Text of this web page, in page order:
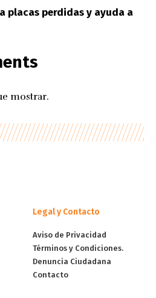
placas perdidas y ayuda a
mostrar.
Legal y Contacto
Aviso de Privacidad
Términos y Condiciones.
Denuncia Ciudadana
Contacto